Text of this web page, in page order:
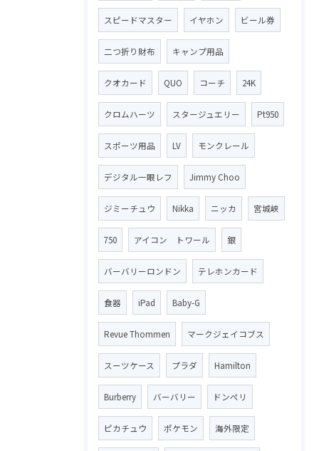
スピードマスター イヤホン ビール券
二つ折り財布 キャンプ用品
クオカード QUO コーチ 24K
クロムハーツ スタージュエリー Pt950
スポーツ用品 LV モンクレール
デジタル一眼レフ Jimmy Choo
ジミーチュウ Nikka ニッカ 宮城峡
750 アイコン トワール 銀
バーバリーロンドン テレホンカード
食器 iPad Baby-G
Revue Thommen マークジェイコブス
スーツケース プラダ Hamilton
Burberry バーバリー ドンペリ
ピカチュウ ポケモン 海外限定